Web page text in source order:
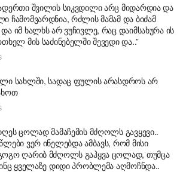
შვილის სიკვდილი არც მიდარდია და
ჩამომვარდნია, რძლის მამამ და ბიძამ
იმ ხალხს არ ვუჩივლე, რაც დაიმსახურა ის
მის საძინებელში შევედი და..”
სახლში, სადაც ფულის არასდროს არ
ცოლად მამაჩემის მძღოლს გავყევი..
ვერ ინელებდა ამბავს, რომ მისი
ღარიბ მძღოლს გაჰყვა ცოლად, თუმცა
ყველაზე დიდი პრობლემა აღმოჩნდა..